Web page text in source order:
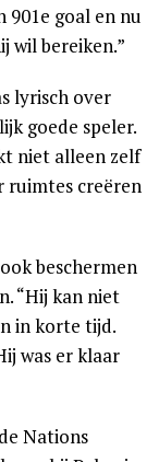
901e goal en nu
wil bereiken.”
lyrisch over
goede speler.
niet alleen zelf
ruimtes creëren
beschermen
“Hij kan niet
in korte tijd.
was er klaar
Nations